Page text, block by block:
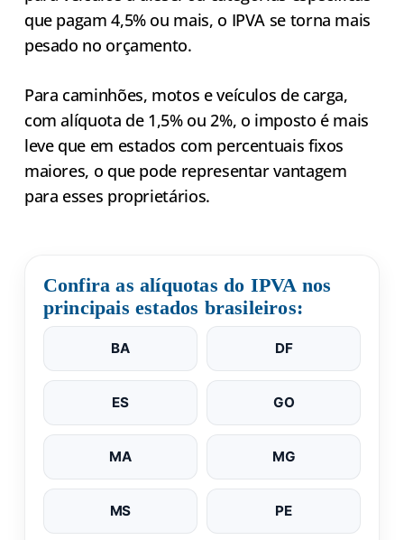
que pagam 4,5% ou mais, o IPVA se torna mais
pesado no orçamento.
Para caminhões, motos e veículos de carga,
com alíquota de 1,5% ou 2%, o imposto é mais
leve que em estados com percentuais fixos
maiores, o que pode representar vantagem
para esses proprietários.
Confira as alíquotas do IPVA nos
principais estados brasileiros:
BA DF
ES GO
MA MG
MS PE